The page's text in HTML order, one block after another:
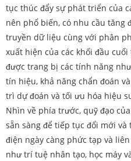
tục thúc đẩy sự phát triển của
nên phổ biến, có nhu cầu tăng
truyền dữ liệu cùng với phân
xuất hiện của các khối đầu
được trang bị các tính năng
tín hiệu, khả năng chẩn đoán
trì dự đoán và tối ưu hóa hiệu
Nhìn về phía trước, quỹ đạo
sẵn sàng để tiếp tục đổi mới
điện ngày càng phức tạp và
như trí tuệ nhân tạo, học máy